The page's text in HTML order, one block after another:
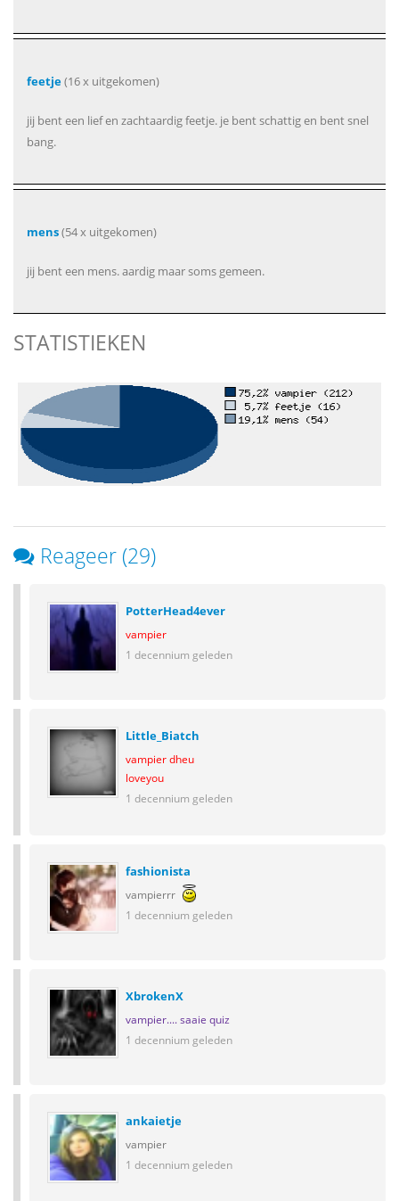
feetje(16 x uitgekomen)
jij bent een lief en zachtaardig feetje. je bent schattig en bent snel
bang.
mens(54 x uitgekomen)
jij bent een mens. aardig maar soms gemeen.
STATISTIEKEN
Reageer (29)
PotterHead4ever
vampier
1 decennium geleden
Little_Biatch
vampier dheu
loveyou
1 decennium geleden
fashionista
vampierrr
1 decennium geleden
XbrokenX
vampier.... saaie quiz
1 decennium geleden
ankaietje
vampier
1 decennium geleden